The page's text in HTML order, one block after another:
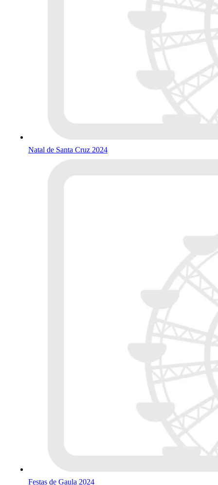
Natal de Santa Cruz 2024
Festas de Gaula 2024